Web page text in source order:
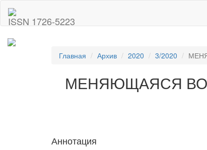
ISSN 1726-5223
Главная Архив 2020 3/2020
МЕНЯЮЩАЯСЯ
Аннотация